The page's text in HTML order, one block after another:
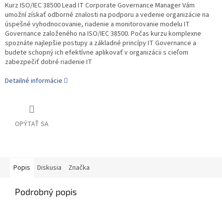
Kurz ISO/IEC 38500 Lead IT Corporate Governance Manager Vám
umožní získať odborné znalosti na podporu a vedenie organizácie na
úspešné vyhodnocovanie, riadenie a monitorovanie modelu IT
Governance založeného na ISO/IEC 38500. Počas kurzu komplexne
spoznáte najlepšie postupy a základné princípy IT Governance a
budete schopný ich efektívne aplikovať v organizácii s cieľom
zabezpečiť dobré riadenie IT
Detailné informácie
OPÝTAŤ SA
Popis Diskusia Značka
Podrobný popis